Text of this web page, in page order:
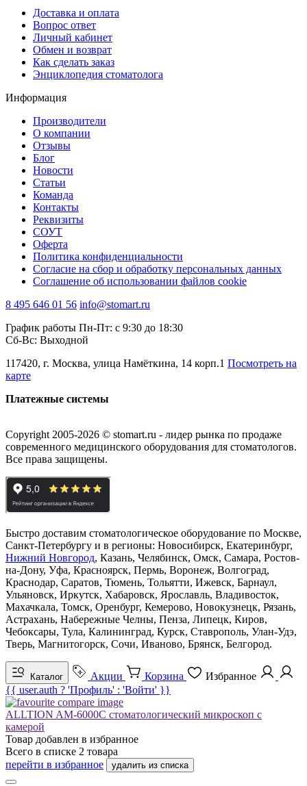
Доставка и оплата
Вопрос ответ
Личный кабинет
Обмен и возврат
Как сделать заказ
Энциклопедия стоматолога
Информация
Производители
О компании
Отзывы
Блог
Новости
Статьи
Команда
Контакты
Реквизиты
СОУТ
Оферта
Политика конфиденциальности
Согласие на сбор и обработку персональных данных
Соглашение об использовании файлов cookie
8 495 646 01 56 info@stomart.ru
График работы Пн-Пт: с 9:30 до 18:30
Сб-Вс: Выходной
117420, г. Москва, улица Намёткина, 14 корп.1 Посмотреть на
карте
Платежные системы
Copyright 2005-2026 © stomart.ru - лидер рынка по продаже
современного медицинского оборудования для стоматологов.
Все права защищены.
Быстро доставим стоматологическое оборудование по Москве,
Санкт-Петербургу и в регионы: Новосибирск, Екатеринбург,
Нижний Новгород, Казань, Челябинск, Омск, Самара, Ростов-
на-Дону, Уфа, Красноярск, Пермь, Воронеж, Волгоград,
Краснодар, Саратов, Тюмень, Тольятти, Ижевск, Барнаул,
Ульяновск, Иркутск, Хабаровск, Ярославль, Владивосток,
Махачкала, Томск, Оренбург, Кемерово, Новокузнецк, Рязань,
Астрахань, Набережные Челны, Пенза, Липецк, Киров,
Чебоксары, Тула, Калининград, Курск, Ставрополь, Улан-Удэ,
Тверь, Магнитогорск, Сочи, Иваново, Брянск, Белгород.
Каталог Акции Корзина
Избранное
{{ user.auth ? 'Профиль' : 'Войти' }}
ALLTION AM-6000C стоматологический микроскоп с
камерой
Товар добавлен в избранное
Всего в списке 2 товара
перейти в избранное
удалить из списка